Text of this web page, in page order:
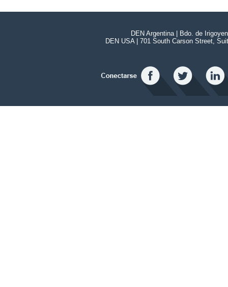
DEN Argentina | Bdo. de
DEN USA | 701 South Carson Street,